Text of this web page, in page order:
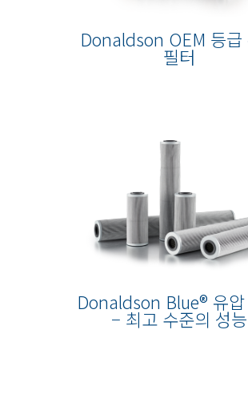
Donaldson OEM 등급
필터
Donaldson Blue® 유압
– 최고 수준의 성능